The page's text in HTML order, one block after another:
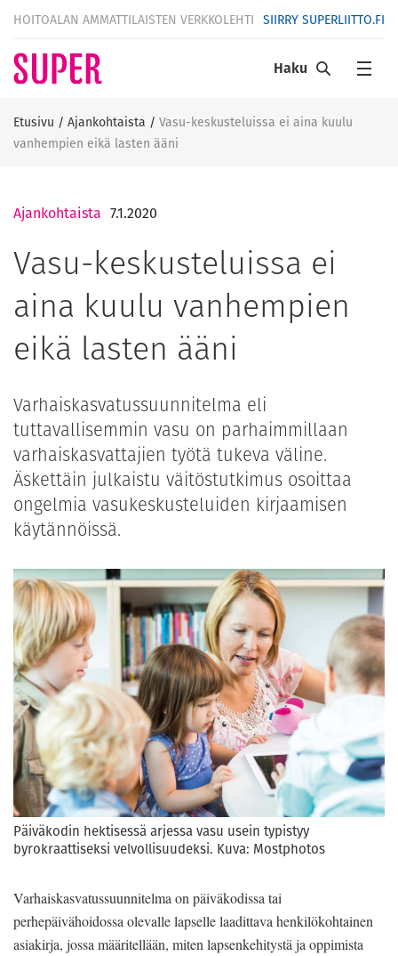
HOITOALAN AMMATTILAISTEN VERKKOLEHTI SIIRRY SUPERLIITTO.FI
Haku
Etusivu / Ajankohtaista / Vasu-keskusteluissa ei aina kuulu
vanhempien eikä lasten ääni
Ajankohtaista 7.1.2020
Vasu-keskusteluissa ei
aina kuulu vanhempien
eikä lasten ääni
Varhaiskasvatussuunnitelma eli
tuttavallisemmin vasu on parhaimmillaan
varhaiskasvattajien työtä tukeva väline.
Äskettäin julkaistu väitöstutkimus osoittaa
ongelmia vasukeskusteluiden kirjaamisen
käytännöissä.
Päiväkodin hektisessä arjessa vasu usein typistyy
byrokraattiseksi velvollisuudeksi. Kuva: Mostphotos
Varhaiskasvatussuunnitelma on päiväkodissa tai
perhepäivähoidossa olevalle lapselle laadittava henkilökohtainen
asiakirja, jossa määritellään, miten lapsenkehitystä ja oppimista